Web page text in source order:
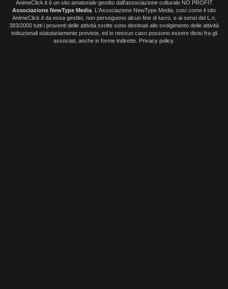
AnimeClick.it è un sito amatoriale gestito dall'associazione culturale NO PROFIT
Associazione NewType Media . L'Associazione NewType Media, così come il sito
AnimeClick.it da essa gestito, non perseguono alcun fine di lucro, e ai sensi del L.n.
383/2000 tutti i proventi delle attività svolte sono destinati allo svolgimento delle attività
istituzionali statutariamente previste, ed in nessun caso possono essere divisi fra gli
associati, anche in forme indirette. Privacy policy.